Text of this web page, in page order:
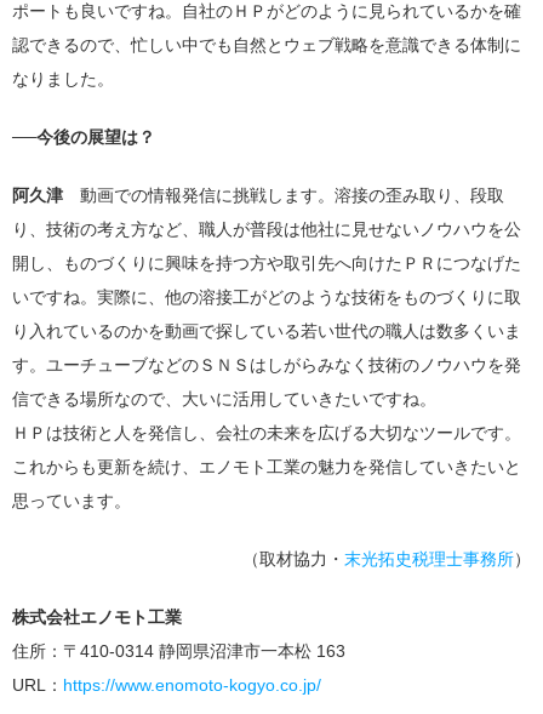
ポートも良いですね。自社のＨＰがどのように見られているかを確
認できるので、忙しい中でも自然とウェブ戦略を意識できる体制に
なりました。
──今後の展望は？
阿久津 動画での情報発信に挑戦します。溶接の歪み取り、段取
り、技術の考え方など、職人が普段は他社に見せないノウハウを公
開し、ものづくりに興味を持つ方や取引先へ向けたＰＲにつなげた
いですね。実際に、他の溶接工がどのような技術をものづくりに取
り入れているのかを動画で探している若い世代の職人は数多くいま
す。ユーチューブなどのＳＮＳはしがらみなく技術のノウハウを発
信できる場所なので、大いに活用していきたいですね。
ＨＰは技術と人を発信し、会社の未来を広げる大切なツールです。
これからも更新を続け、エノモト工業の魅力を発信していきたいと
思っています。
（取材協力・ 末光拓史税理士事務所）
株式会社エノモト工業
住所：〒410-0314 静岡県沼津市一本松 163
URL： https://www.enomoto-kogyo.co.jp/